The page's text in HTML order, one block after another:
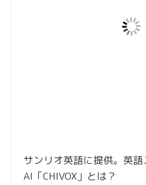
サンリオ英語に提供。英
AI「CHIVOX」とは？